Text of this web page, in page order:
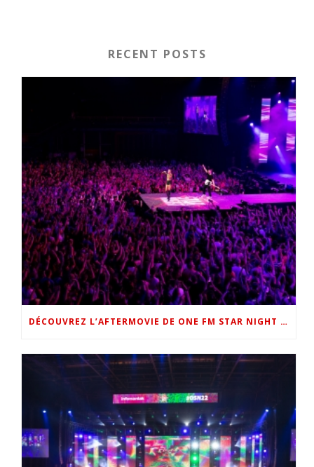
RECENT POSTS
DÉCOUVREZ L’AFTERMOVIE DE ONE FM STAR NIGHT 2022 !